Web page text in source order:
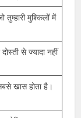
Hindi
छोड़ती। 💥
मुश्किलों में